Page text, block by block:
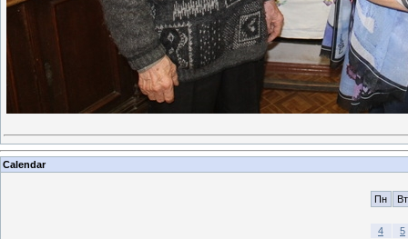
Calendar
Пн Вт
4
5